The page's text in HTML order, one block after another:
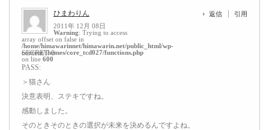
ひまわりん
2011年 12月 08日
Warning: Trying to access
array offset on false in
/home/himawarinnet/himawarin.net/public_html/wp-
content/themes/core_tcd027/functions.php
on line 600
返信 引用
SECRET: 0
PASS:
＞猫さん
決意表明、ステキですね。
感動しました。
そのときそのときの選択が未来を決めるんですよね。